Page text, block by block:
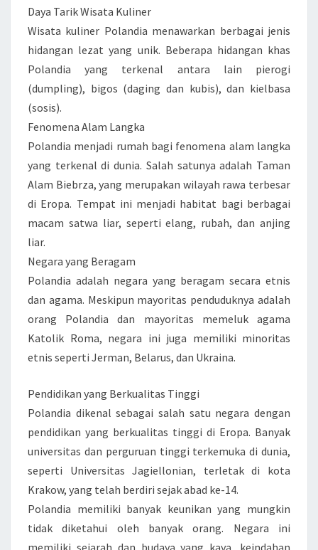
G
D
I
K
A
H
U
I
Daya Tarik Wisata Kuliner
Wisata kuliner Polandia menawarkan berbagai jenis
hidangan lezat yang unik. Beberapa hidangan khas
Polandia yang terkenal antara lain pierogi
(dumpling), bigos (daging dan kubis), dan kielbasa
(sosis).
Fenomena Alam Langka
Polandia menjadi rumah bagi fenomena alam langka
yang terkenal di dunia. Salah satunya adalah Taman
Alam Biebrza, yang merupakan wilayah rawa terbesar
di Eropa. Tempat ini menjadi habitat bagi berbagai
macam satwa liar, seperti elang, rubah, dan anjing
liar.
Negara yang Beragam
Polandia adalah negara yang beragam secara etnis
dan agama. Meskipun mayoritas penduduknya adalah
orang Polandia dan mayoritas memeluk agama
Katolik Roma, negara ini juga memiliki minoritas
etnis seperti Jerman, Belarus, dan Ukraina.
Pendidikan yang Berkualitas Tinggi
Polandia dikenal sebagai salah satu negara dengan
pendidikan yang berkualitas tinggi di Eropa. Banyak
universitas dan perguruan tinggi terkemuka di dunia,
seperti Universitas Jagiellonian, terletak di kota
Krakow, yang telah berdiri sejak abad ke-14.
Polandia memiliki banyak keunikan yang mungkin
tidak diketahui oleh banyak orang. Negara ini
memiliki sejarah dan budaya yang kaya, keindahan